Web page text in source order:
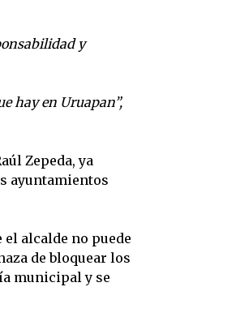
y
hay en Uruapan”,
Zepeda, ya
ayuntamientos
alcalde no puede
de bloquear los
municipal y se